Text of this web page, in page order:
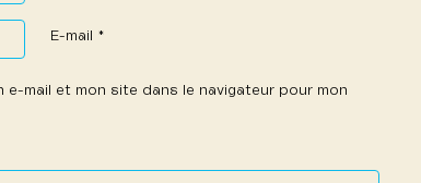
E-mail *
e-mail et mon site dans le navigateur pour mon